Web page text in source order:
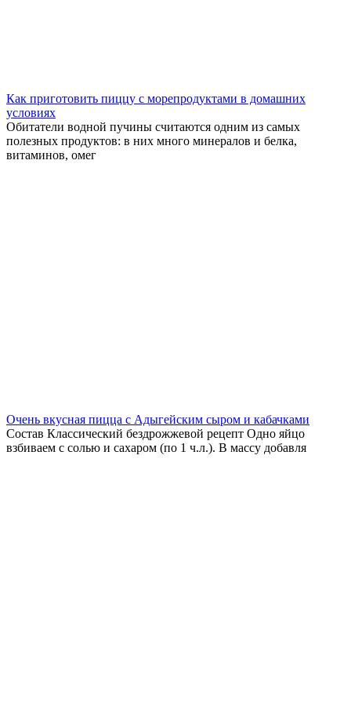
Как приготовить пиццу с морепродуктами в домашних
условиях
Обитатели водной пучины считаются одним из самых
полезных продуктов: в них много минералов и белка,
витаминов, омег
Очень вкусная пицца с Адыгейским сыром и кабачками
Состав Классический бездрожжевой рецепт Одно яйцо
взбиваем с солью и сахаром (по 1 ч.л.). В массу добавля